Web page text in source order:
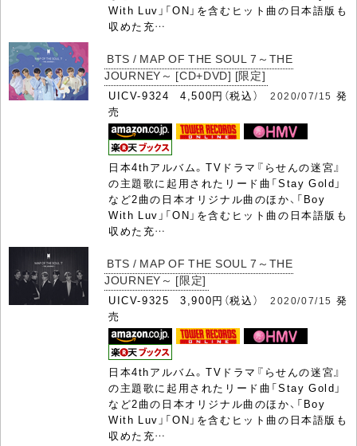
With Luv」「ON」を含むヒット曲の日本語版も
収めた充…
BTS / MAP OF THE SOUL 7～THE
JOURNEY～ [CD+DVD] [限定]
UICV-9324 4,500円（税込）2020/07/15 発
売
日本4thアルバム。TVドラマ『らせんの迷宮』
の主題歌に起用されたリード曲「Stay Gold」
など2曲の日本オリジナル曲のほか、「Boy
With Luv」「ON」を含むヒット曲の日本語版も
収めた充…
BTS / MAP OF THE SOUL 7～THE
JOURNEY～ [限定]
UICV-9325 3,900円（税込）2020/07/15 発
売
日本4thアルバム。TVドラマ『らせんの迷宮』
の主題歌に起用されたリード曲「Stay Gold」
など2曲の日本オリジナル曲のほか、「Boy
With Luv」「ON」を含むヒット曲の日本語版も
収めた充…